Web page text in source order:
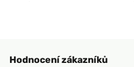
Hodnocení zákazníků